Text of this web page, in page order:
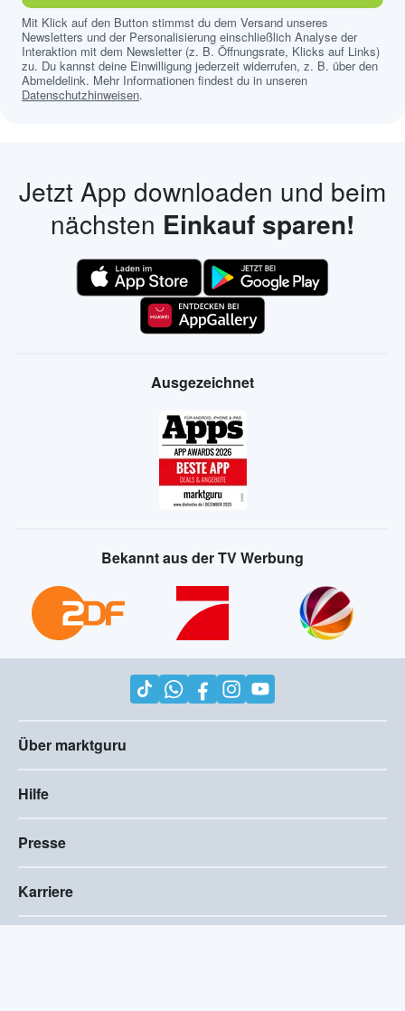
Mit Klick auf den Button stimmst du dem Versand unseres
Newsletters und der Personalisierung einschließlich Analyse der
Interaktion mit dem Newsletter (z. B. Öffnungsrate, Klicks auf Links)
zu. Du kannst deine Einwilligung jederzeit widerrufen, z. B. über den
Abmeldelink. Mehr Informationen findest du in unseren
Datenschutzhinweisen.
Jetzt App downloaden und beim
nächsten Einkauf sparen!
Ausgezeichnet
Bekannt aus der TV Werbung
Über marktguru
Hilfe
Presse
Karriere